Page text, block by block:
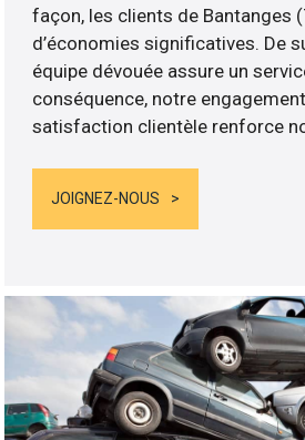
façon, les clients de Bantanges
d’économies significatives. De
équipe dévouée assure un
conséquence, notre
satisfaction clientèle renforce
JOIGNEZ-NOUS